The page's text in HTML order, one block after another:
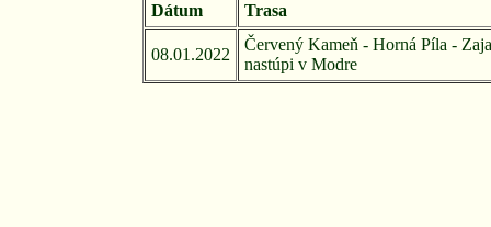
Dátum Trasa
08.01.2022
Červený Kameň - Horná Píla -
nastúpi v Modre